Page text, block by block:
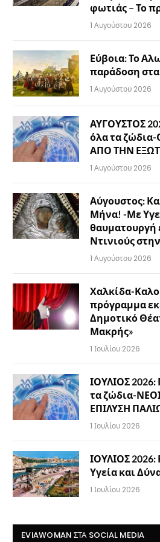
φωτιάς – Το
1 Αυγούστου 2026
Εύβοια: Το
παράδοση
1 Αυγούστου 2026
ΑΥΓΟΥΣΤΟΣ
όλα τα
ΑΠΟ ΤΗΝ
1 Αυγούστου 2026
Αύγουστος:
Μήνα! -Με
θαυματουργή
Ντινιούς
1 Αυγούστου 2026
Χαλκίδα-
πρόγραμμα
Δημοτικό
Μακρής»
1 Ιουλίου 2026
ΙΟΥΛΙΟΣ
τα ζώδια-
ΕΠΙΛΥΣΗ
1 Ιουλίου 2026
ΙΟΥΛΙΟΣ
Υγεία και
1 Ιουλίου 2026
EVIAWOMAN ΣΤΑ SOCIAL MEDIA